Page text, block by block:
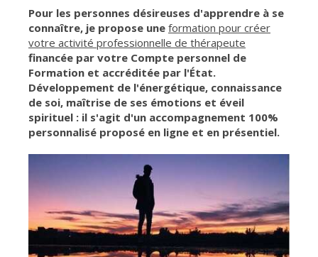
Pour les personnes désireuses d'apprendre à se
connaître, je propose une formation pour créer
votre activité professionnelle de thérapeute
financée par votre Compte personnel de
Formation et accréditée par l'État.
Développement de l'énergétique, connaissance
de soi, maîtrise de ses émotions et éveil
spirituel : il s'agit d'un accompagnement 100%
personnalisé proposé en ligne et en présentiel.